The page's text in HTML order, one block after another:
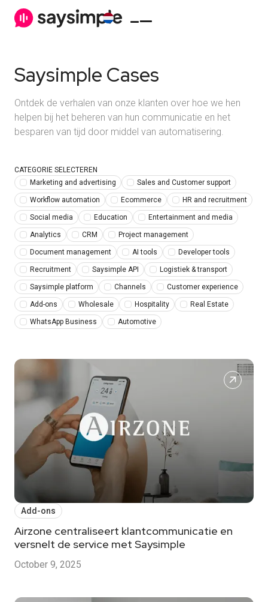
Saysimple Cases
Ontdek de verhalen van onze klanten over hoe we hen
helpen bij het beheren van hun communicatie en het
besparen van tijd door middel van automatisering.
CATEGORIE SELECTEREN
Marketing and advertising
Sales and Customer support
Workflow automation Ecommerce HR and recruitment
Social media Education Entertainment and media
Analytics CRM Project management
Document management AI tools Developer tools
Recruitment Saysimple API Logistiek & transport
Saysimple platform Channels Customer experience
Add-ons Wholesale Hospitality Real Estate
WhatsApp Business Automotive
Add-ons
Airzone centraliseert klantcommunicatie en
versnelt de service met Saysimple
October 9, 2025